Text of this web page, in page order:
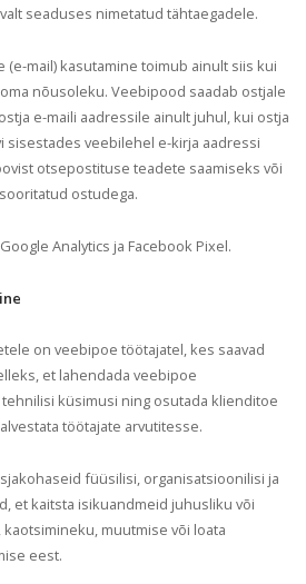
seaduses nimetatud tähtaegadele.
(e-mail) kasutamine toimub ainult siis kui
nõusoleku. Veebipood saadab ostjale
e-maili aadressile ainult juhul, kui ostja
sisestades veebilehel e-kirja aadressi
otsepostituse teadete saamiseks või
ostudega.
Analytics ja Facebook Pixel.
on veebipoe töötajatel, kes saavad
et lahendada veebipoe
küsimusi ning osutada klienditoe
töötajate arvutitesse.
füüsilisi, organisatsioonilisi ja
et kaitsta isikuandmeid juhusliku või
muutmise või loata
eest.